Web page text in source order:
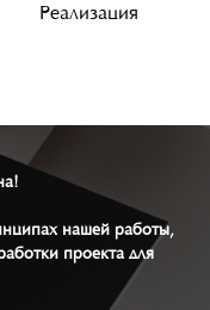
нашей работы,
проекта для
Реализация